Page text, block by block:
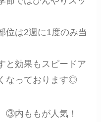
位は2週に1度のみ当
と効果もスピードア
なっております◎
ももが人気！